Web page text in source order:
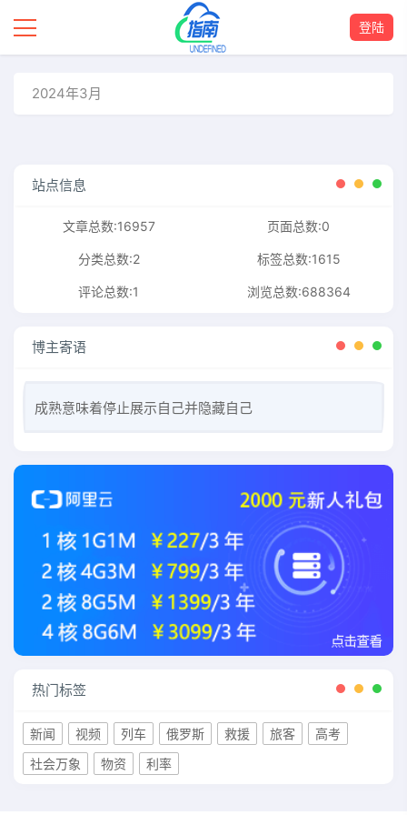
登陆
2024年3月
站点信息
文章总数:16957 页面总数:0
分类总数:2 标签总数:1615
评论总数:1 浏览总数:688364
博主寄语
成熟意味着停止展示自己并隐藏自己
热门标签
新闻 视频 列车 俄罗斯 救援 旅客
高考
社会万象
物资 利率